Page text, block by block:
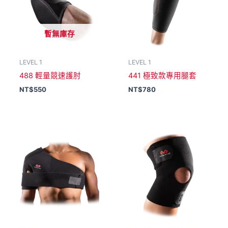
暫無庫存
LEVEL 1
488 輕量競速護肘
NT$550
LEVEL 1
441 極致款專用腿套
NT$780